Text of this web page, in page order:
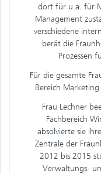
dort für u.a. für
Management
verschiedene
berät die
Prozessen
Für die gesamte
Bereich
Frau Lechner
Fachbereich
absolvierte sie
Zentrale der
2012 bis 2015
Verwaltungs-